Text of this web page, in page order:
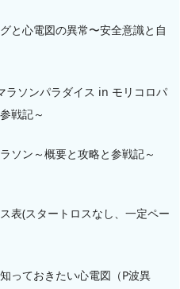
と心電図の異常〜安全意識と自
ラソンパラダイス in モリコロパ
戦記～
ソン～概要と攻略と参戦記～
表(スタートロスなし、一定ペー
っておきたい心電図（P波異